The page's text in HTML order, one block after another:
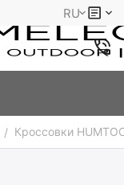
RU
/ Кроссовки